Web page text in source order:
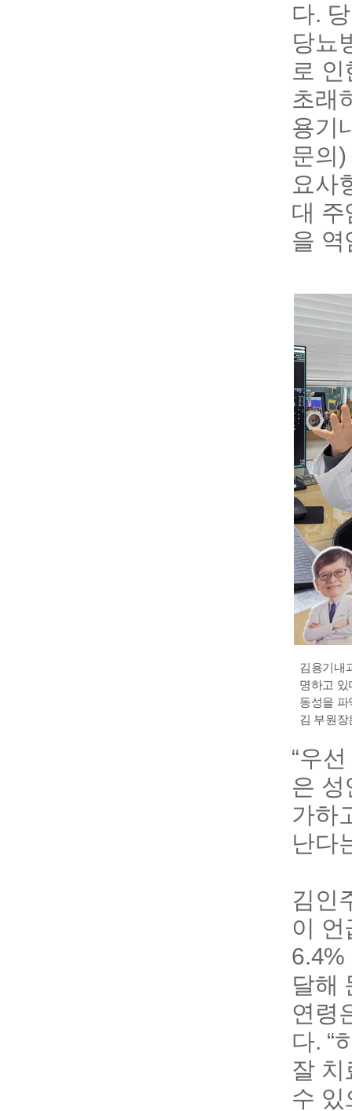
다.
당뇨
로
초래
용기
문의
요사
대 주
을 역
김용기내
명하고
동성을
김 부원장
“우
은 성
가하
난다
김인
이
6.4%
달해
연령
다. “
잘 치
수 있